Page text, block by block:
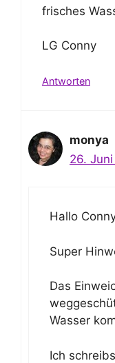
frisches
LG Conny
Antworten
monya
26.
Hallo
Super
Das
Wasser
Ich